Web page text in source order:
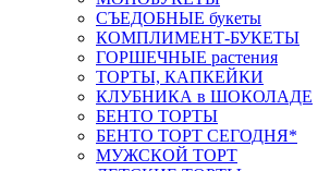
СЪЕДОБНЫЕ букеты
КОМПЛИМЕНТ-БУКЕТЫ
ГОРШЕЧНЫЕ растения
ТОРТЫ, КАПКЕЙКИ
КЛУБНИКА в ШОКОЛАДЕ
БЕНТО ТОРТЫ
БЕНТО ТОРТ СЕГОДНЯ*
МУЖСКОЙ ТОРТ